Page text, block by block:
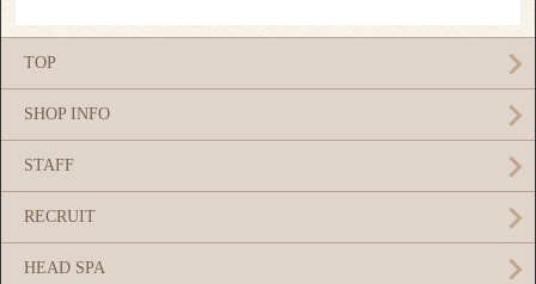
TOP
SHOP INFO
STAFF
RECRUIT
HEAD SPA